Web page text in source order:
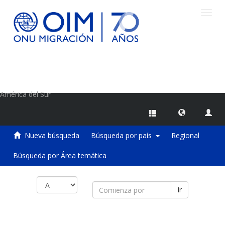
América del Sur
Nueva búsqueda Búsqueda por país Regional
Búsqueda por Área temática
Ir